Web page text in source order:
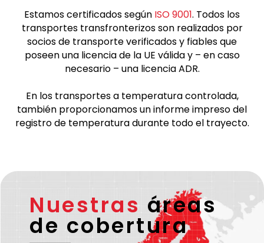
Aviso
Estamos certificados segúnISO 9001. Todos los
socios de transporte verificados y fiables que
poseen una licencia de la UE válida y – en caso
necesario – una licencia ADR.